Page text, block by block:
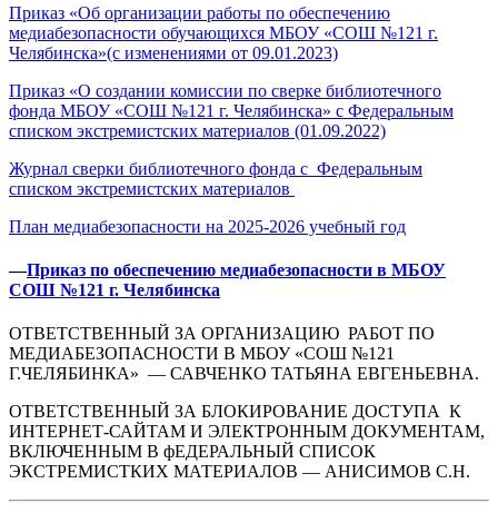
Приказ «Об организации работы по обеспечению
медиабезопасности обучающихся МБОУ «СОШ №121 г.
Челябинска»(с изменениями от 09.01.2023)
Приказ «О создании комиссии по сверке библиотечного
фонда МБОУ «СОШ №121 г. Челябинска» с Федеральным
списком экстремистских материалов (01.09.2022)
Журнал сверки библиотечного фонда с Федеральным
списком экстремистских материалов
План медиабезопасности на 2025-2026 учебный год
—Приказ по обеспечению медиабезопасности в МБОУ
СОШ №121 г. Челябинска
ОТВЕТСТВЕННЫЙ ЗА ОРГАНИЗАЦИЮ РАБОТ ПО
МЕДИАБЕЗОПАСНОСТИ В МБОУ «СОШ №121
Г.ЧЕЛЯБИНКА» — САВЧЕНКО ТАТЬЯНА ЕВГЕНЬЕВНА.
ОТВЕТСТВЕННЫЙ ЗА БЛОКИРОВАНИЕ ДОСТУПА К
ИНТЕРНЕТ-САЙТАМ И ЭЛЕКТРОННЫМ ДОКУМЕНТАМ,
ВКЛЮЧЕННЫМ В фЕДЕРАЛЬНЫЙ СПИСОК
ЭКСТРЕМИСТКИХ МАТЕРИАЛОВ — АНИСИМОВ С.Н.